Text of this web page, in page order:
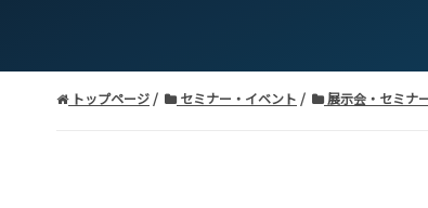
トップページ セミナー・イベント 展示会・セミナ